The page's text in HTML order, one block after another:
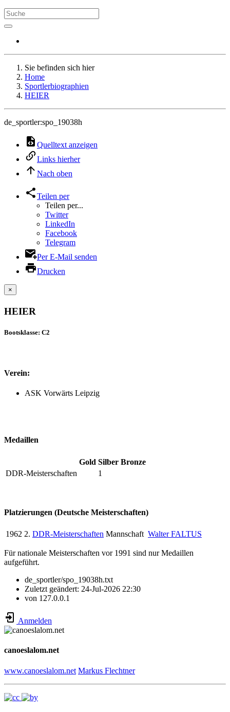
Sie befinden sich hier
Home
Sportlerbiographien
HEIER
de_sportler:spo_19038h
Quelltext anzeigen
Links hierher
Nach oben
Teilen per
Teilen per...
Twitter
LinkedIn
Facebook
Telegram
Per E-Mail senden
Drucken
×
HEIER
Bootsklasse: C2
Verein:
ASK Vorwärts Leipzig
Medaillen
Gold Silber Bronze
DDR-Meisterschaften
1
Platzierungen (Deutsche Meisterschaften)
1962 2. DDR-Meisterschaften Mannschaft Walter FALTUS
Für nationale Meisterschaften vor 1991 sind nur Medaillen
aufgeführt.
de_sportler/spo_19038h.txt
Zuletzt geändert: 24-Jul-2026 22:30
von 127.0.0.1
Anmelden
canoeslalom.net
www.canoeslalom.net Markus Flechtner